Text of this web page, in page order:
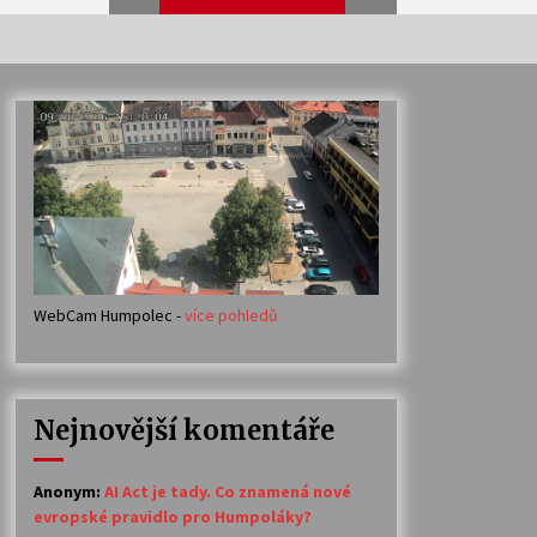
Veselí muzikanti
30. 7. 2026
Votavžatský ploty
23. 7. 2026
14. 7. 2026
30. 6. 2026
WebCam Humpolec -více pohledů
Nejnovější komentáře
Anonym: AI Act je tady. Co znamená nové
evropské pravidlo pro Humpoláky?